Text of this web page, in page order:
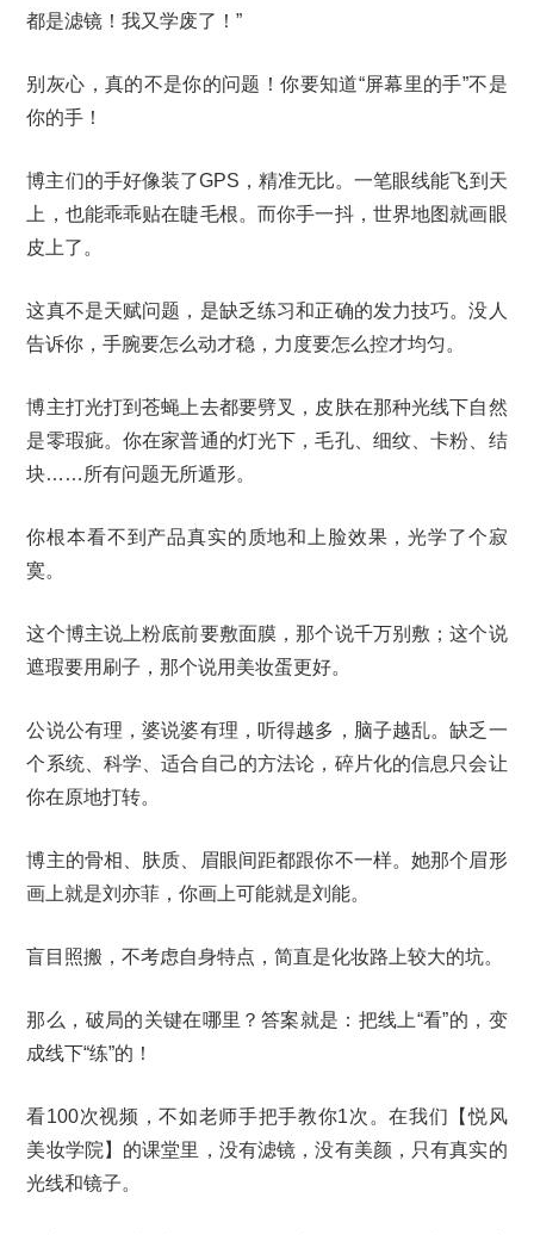
都是滤镜！我又学废了！”
别灰心，真的不是你的问题！你要知道“屏幕里的手”不是
你的手！
博主们的手好像装了GPS，精准无比。一笔眼线能飞到天
上，也能乖乖贴在睫毛根。而你手一抖，世界地图就画眼
皮上了。
这真不是天赋问题，是缺乏练习和正确的发力技巧。没人
告诉你，手腕要怎么动才稳，力度要怎么控才均匀。
博主打光打到苍蝇上去都要劈叉，皮肤在那种光线下自然
是零瑕疵。你在家普通的灯光下，毛孔、细纹、卡粉、结
块……所有问题无所遁形。
你根本看不到产品真实的质地和上脸效果，光学了个寂
寞。
这个博主说上粉底前要敷面膜，那个说千万别敷；这个说
遮瑕要用刷子，那个说用美妆蛋更好。
公说公有理，婆说婆有理，听得越多，脑子越乱。缺乏一
个系统、科学、适合自己的方法论，碎片化的信息只会让
你在原地打转。
博主的骨相、肤质、眉眼间距都跟你不一样。她那个眉形
画上就是刘亦菲，你画上可能就是刘能。
盲目照搬，不考虑自身特点，简直是化妆路上较大的坑。
那么，破局的关键在哪里？答案就是：把线上“看”的，变
成线下“练”的！
看100次视频，不如老师手把手教你1次。在我们【悦风
美妆学院】的课堂里，没有滤镜，没有美颜，只有真实的
光线和镜子。